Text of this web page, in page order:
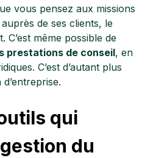
vous pensez aux missions
de ses clients, le
même possible de
prestations de conseil, en
C’est d’autant plus
qui
du